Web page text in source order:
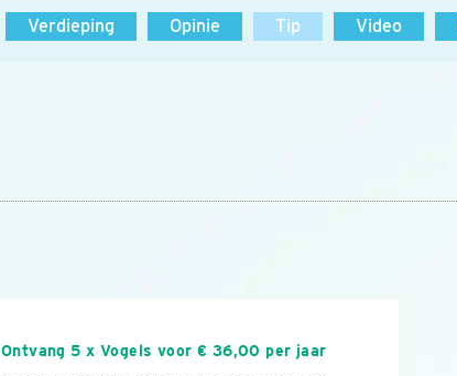
Verdieping Opinie Tip Video
Ontvang 5 x Vogels voor € 36,00 per jaar